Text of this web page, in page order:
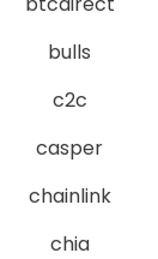
bulls
c2c
casper
chainlink
chia